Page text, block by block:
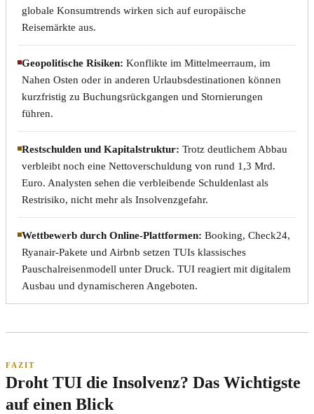
globale Konsumtrends wirken sich auf europäische
Reisemärkte aus.
Geopolitische Risiken: Konflikte im Mittelmeerraum, im
Nahen Osten oder in anderen Urlaubsdestinationen können
kurzfristig zu Buchungsrückgangen und Stornierungen
führen.
Restschulden und Kapitalstruktur: Trotz deutlichem Abbau
verbleibt noch eine Nettoverschuldung von rund 1,3 Mrd.
Euro. Analysten sehen die verbleibende Schuldenlast als
Restrisiko, nicht mehr als Insolvenzgefahr.
Wettbewerb durch Online-Plattformen: Booking, Check24,
Ryanair-Pakete und Airbnb setzen TUIs klassisches
Pauschalreisenmodell unter Druck. TUI reagiert mit digitalem
Ausbau und dynamischeren Angeboten.
FAZIT
Droht TUI die Insolvenz? Das Wichtigste
auf einen Blick